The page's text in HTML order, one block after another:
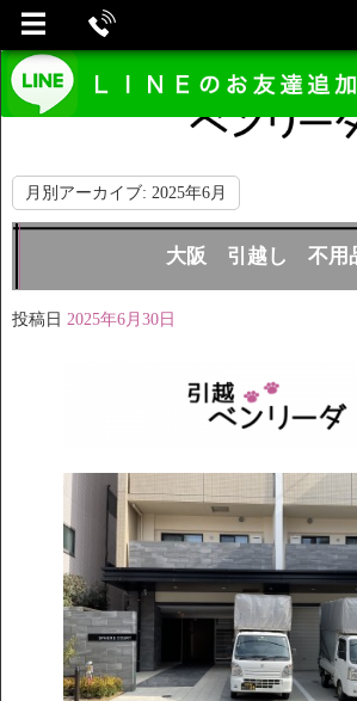
月別アーカイブ: 2025年6月
大阪 引越し 不用
投稿日 2025年6月30日